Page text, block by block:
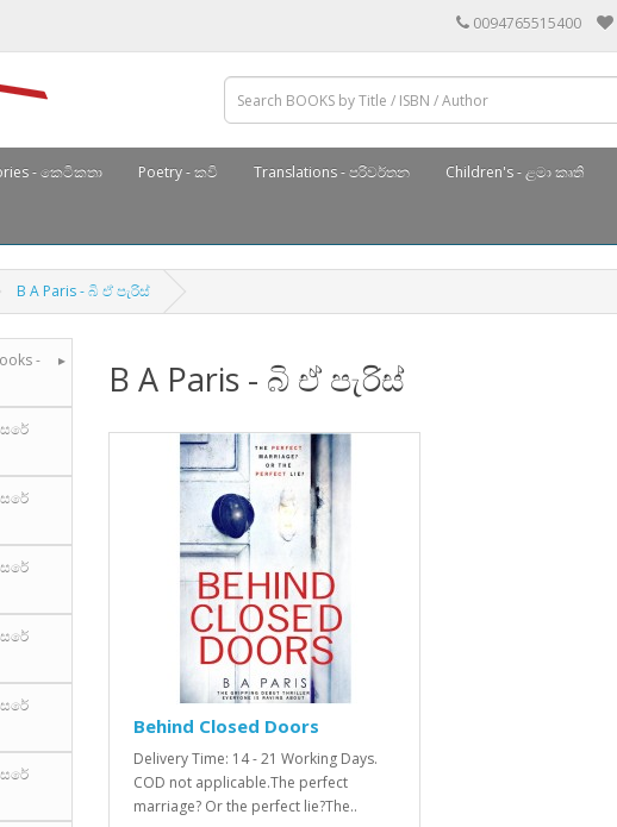
0094765515400
- කෙටිකතා Poetry - කවි Translations - පරිවර්තන Children's - ළමා කෘති
B A Paris - බි ඒ පැරිස්
-
B A Paris - බි ඒ පැරිස්
Behind Closed Doors
Delivery Time: 14 - 21 Working Days.
COD not applicable.The perfect
marriage? Or the perfect lie?The..